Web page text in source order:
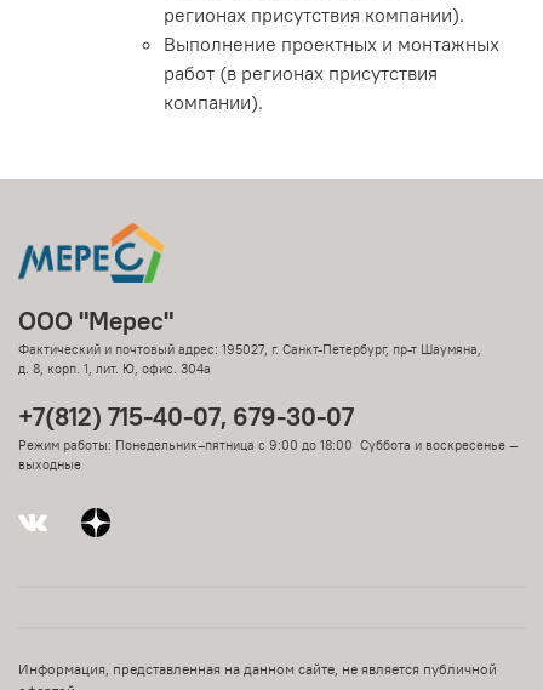
регионах присутствия компании).
Выполнение проектных и монтажных
работ (в регионах присутствия
компании).
ООО "Мерес"
Фактический и почтовый адрес: 195027, г. Санкт-Петербург, пр-т Шаумяна,
д. 8, корп. 1, лит. Ю, офис. 304а
+7(812) 715-40-07, 679-30-07
Режим работы: Понедельник–пятница с 9:00 до 18:00 Суббота и воскресенье —
выходные
Информация, представленная на данном сайте, не является публичной